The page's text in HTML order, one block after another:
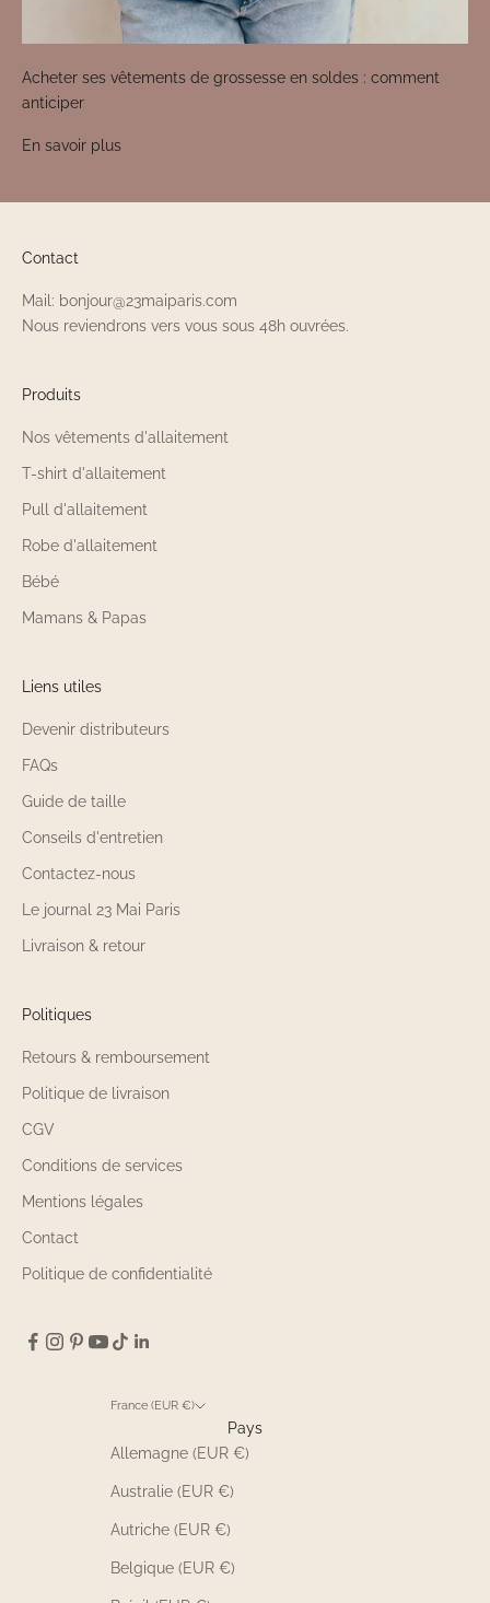
Acheter ses vêtements de grossesse en soldes : comment
anticiper
En savoir plus
Contact
Mail: bonjour@23maiparis.com
Nous reviendrons vers vous sous 48h ouvrées.
Produits
Nos vêtements d'allaitement
T-shirt d'allaitement
Pull d'allaitement
Robe d'allaitement
Bébé
Mamans & Papas
Liens utiles
Devenir distributeurs
FAQs
Guide de taille
Conseils d'entretien
Contactez-nous
Le journal 23 Mai Paris
Livraison & retour
Politiques
Retours & remboursement
Politique de livraison
CGV
Conditions de services
Mentions légales
Contact
Politique de confidentialité
France (EUR €)
Pays
Allemagne (EUR €)
Australie (EUR €)
Autriche (EUR €)
Belgique (EUR €)